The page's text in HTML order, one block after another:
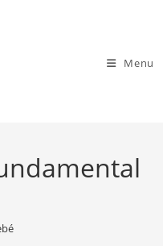
Menu